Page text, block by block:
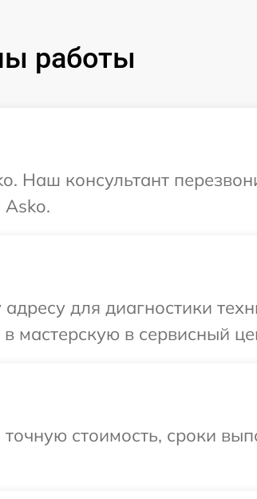
работы
Наш консультант
для диагностики
мастерскую в сервисный
стоимость, сроки